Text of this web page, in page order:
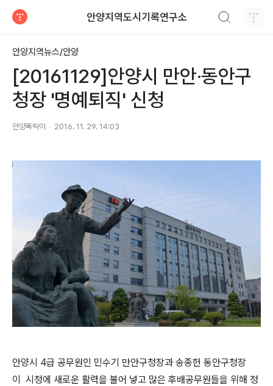
안양지역도시기록연구소
안양지역뉴스/안양
[20161129]안양시 만안·동안구
청장 '명예퇴직' 신청
안양똑딱이 2016. 11. 29. 14:03
안양시 4급 공무원인 민수기 만안구청장과 송종헌 동안구청장
이 시정에 새로운 활력을 불어 넣고 많은 후배공무원들을 위해 정